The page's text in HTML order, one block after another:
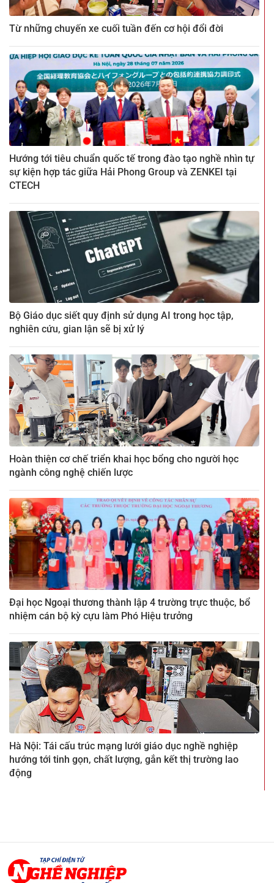
Từ những chuyến xe cuối tuần đến cơ hội đổi đời
Hướng tới tiêu chuẩn quốc tế trong đào tạo nghề nhìn tự
sự kiện hợp tác giữa Hải Phong Group và ZENKEI tại
CTECH
Bộ Giáo dục siết quy định sử dụng AI trong học tập,
nghiên cứu, gian lận sẽ bị xử lý
Hoàn thiện cơ chế triển khai học bổng cho người học
ngành công nghệ chiến lược
Đại học Ngoại thương thành lập 4 trường trực thuộc, bổ
nhiệm cán bộ kỳ cựu làm Phó Hiệu trưởng
Hà Nội: Tái cấu trúc mạng lưới giáo dục nghề nghiệp
hướng tới tinh gọn, chất lượng, gắn kết thị trường lao
động